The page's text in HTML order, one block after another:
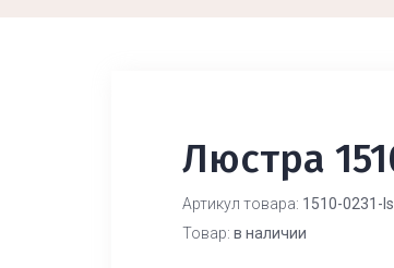
Люстра
Артикул товара: 1510-0231-
Товар: в наличии